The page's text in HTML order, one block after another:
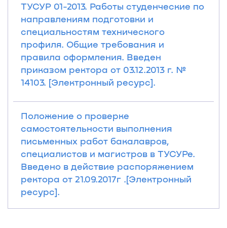
ТУСУР 01-2013. Работы студенческие по
направлениям подготовки и
специальностям технического
профиля. Общие требования и
правила оформления. Введен
приказом ректора от 03.12.2013 г. №
14103. [Электронный ресурс].
Положение о проверке
самостоятельности выполнения
письменных работ бакалавров,
специалистов и магистров в ТУСУРе.
Введено в действие распоряжением
ректора от 21.09.2017г .[Электронный
ресурс].